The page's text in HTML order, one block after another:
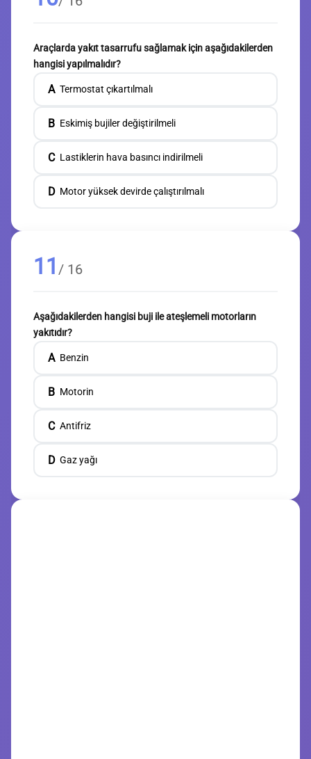
Araçlarda yakıt tasarrufu sağlamak için aşağıdakilerden
hangisi yapılmalıdır?
A Termostat çıkartılmalı
B Eskimiş bujiler değiştirilmeli
C Lastiklerin hava basıncı indirilmeli
D Motor yüksek devirde çalıştırılmalı
11 / 16
Aşağıdakilerden hangisi buji ile ateşlemeli motorların
yakıtıdır?
A Benzin
B Motorin
C Antifriz
D Gaz yağı